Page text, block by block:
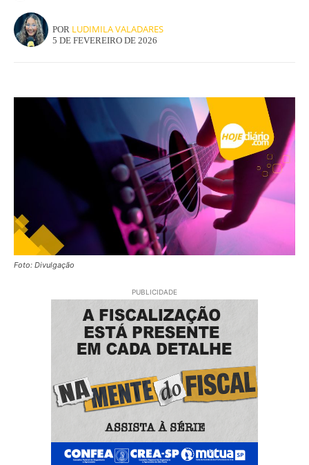
POR LUDIMILA VALADARES
5 DE FEVEREIRO DE 2026
Foto: Divulgação
PUBLICIDADE